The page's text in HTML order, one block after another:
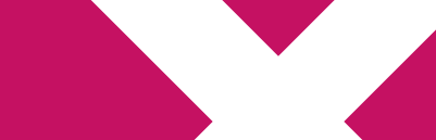
Författarfemman
Gästinlägg Bokbloggsjerka